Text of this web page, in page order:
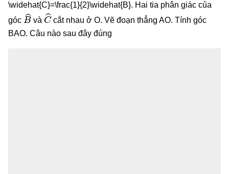
\widehat{C}=\frac{1}{2}\widehat{B}. Hai tia phân giác của
góc
B^
và
C^
cắt nhau ở O. Vẽ đoạn thẳng AO. Tính góc
BAO. Câu nào sau đây đúng